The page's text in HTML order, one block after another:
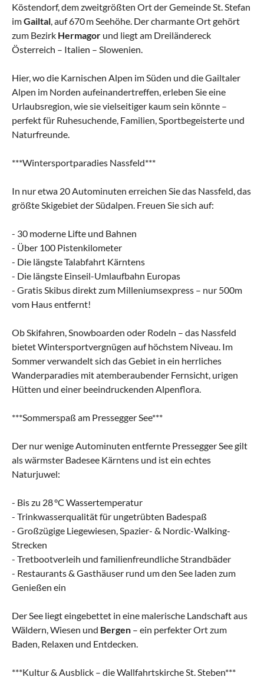
Köstendorf, dem zweitgrößten Ort der Gemeinde St. Stefan
imGailtal , auf 670 m Seehöhe. Der charmante Ort gehört
zum Bezirk Hermagor und liegt am Dreiländereck
Österreich – Italien – Slowenien.
Hier, wo die Karnischen Alpen im Süden und die Gailtaler
Alpen im Norden aufeinandertreffen, erleben Sie eine
Urlaubsregion, wie sie vielseitiger kaum sein könnte –
perfekt für Ruhesuchende, Familien, Sportbegeisterte und
Naturfreunde.
***Wintersportparadies Nassfeld***
In nur etwa 20 Autominuten erreichen Sie das Nassfeld, das
größte Skigebiet der Südalpen. Freuen Sie sich auf:
- 30 moderne Lifte und Bahnen
- Über 100 Pistenkilometer
- Die längste Talabfahrt Kärntens
- Die längste Einseil-Umlaufbahn Europas
- Gratis Skibus direkt zum Milleniumsexpress – nur 500m
vom Haus entfernt!
Ob Skifahren, Snowboarden oder Rodeln – das Nassfeld
bietet Wintersportvergnügen auf höchstem Niveau. Im
Sommer verwandelt sich das Gebiet in ein herrliches
Wanderparadies mit atemberaubender Fernsicht, urigen
Hütten und einer beeindruckenden Alpenflora.
***Sommerspaß am Pressegger See***
Der nur wenige Autominuten entfernte Pressegger See gilt
als wärmster Badesee Kärntens und ist ein echtes
Naturjuwel:
- Bis zu 28 °C Wassertemperatur
- Trinkwasserqualität für ungetrübten Badespaß
- Großzügige Liegewiesen, Spazier- & Nordic-Walking-
Strecken
- Tretbootverleih und familienfreundliche Strandbäder
- Restaurants & Gasthäuser rund um den See laden zum
Genießen ein
Der See liegt eingebettet in eine malerische Landschaft aus
Wäldern, Wiesen und Bergen – ein perfekter Ort zum
Baden, Relaxen und Entdecken.
***Kultur & Ausblick – die Wallfahrtskirche St. Steben***